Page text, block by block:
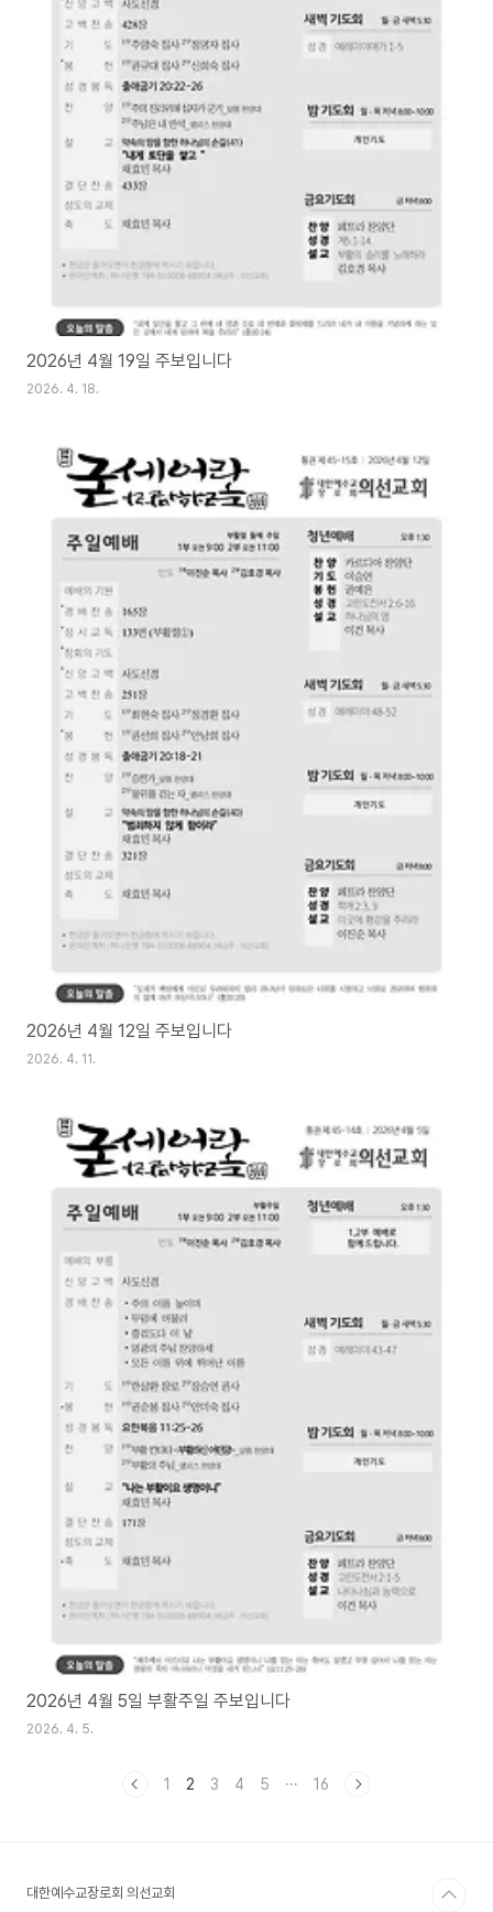
2026년 4월 19일 주보입니다
2026. 4. 18.
2026년 4월 12일 주보입니다
2026. 4. 11.
2026년 4월 5일 부활주일 주보입니다
2026. 4. 5.
1 2 3 4 5 ··· 16
대한예수교장로회 의선교회